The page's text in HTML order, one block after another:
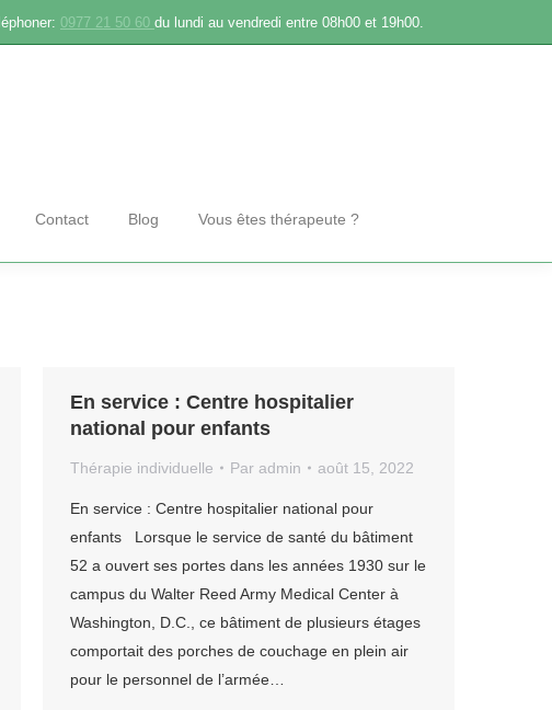
0977 21 50 60 du lundi au vendredi entre 08h00 et 19h00.
Contact Blog Vous êtes thérapeute ?
En service : Centre hospitalier
national pour enfants
Thérapie individuelle Par admin août 15, 2022
En service : Centre hospitalier national pour
enfants Lorsque le service de santé du bâtiment
52 a ouvert ses portes dans les années 1930 sur le
campus du Walter Reed Army Medical Center à
Washington, D.C., ce bâtiment de plusieurs étages
comportait des porches de couchage en plein air
pour le personnel de l’armée…